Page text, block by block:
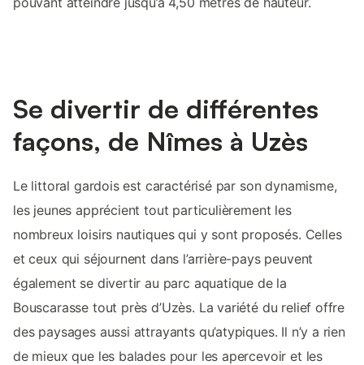
Se divertir de différentes
façons, de Nîmes à Uzès
Le littoral gardois est caractérisé par son dynamisme,
les jeunes apprécient tout particulièrement les
nombreux loisirs nautiques qui y sont proposés. Celles
et ceux qui séjournent dans l’arrière-pays peuvent
également se divertir au parc aquatique de la
Bouscarasse tout près d’Uzès. La variété du relief offre
des paysages aussi attrayants qu’atypiques. Il n’y a rien
de mieux que les balades pour les apercevoir et les